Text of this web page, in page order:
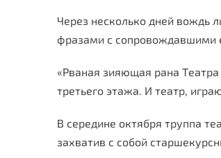
Через несколько дней вождь
фразами с сопровождавшими
«Рваная зияющая рана Театра
третьего этажа. И театр,
В середине октября труппа
захватив с собой